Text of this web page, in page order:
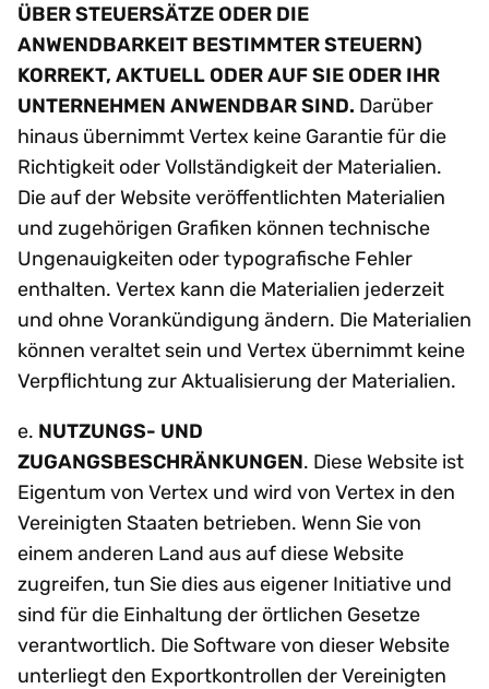
ÜBER STEUERSÄTZE ODER DIE
ANWENDBARKEIT BESTIMMTER STEUERN)
KORREKT, AKTUELL ODER AUF SIE ODER IHR
UNTERNEHMEN ANWENDBAR SIND. Darüber
hinaus übernimmt Vertex keine Garantie für die
Richtigkeit oder Vollständigkeit der Materialien.
Die auf der Website veröffentlichten Materialien
und zugehörigen Grafiken können technische
Ungenauigkeiten oder typografische Fehler
enthalten. Vertex kann die Materialien jederzeit
und ohne Vorankündigung ändern. Die Materialien
können veraltet sein und Vertex übernimmt keine
Verpflichtung zur Aktualisierung der Materialien.
e. NUTZUNGS- UND
ZUGANGSBESCHRÄNKUNGEN. Diese Website ist
Eigentum von Vertex und wird von Vertex in den
Vereinigten Staaten betrieben. Wenn Sie von
einem anderen Land aus auf diese Website
zugreifen, tun Sie dies aus eigener Initiative und
sind für die Einhaltung der örtlichen Gesetze
verantwortlich. Die Software von dieser Website
unterliegt den Exportkontrollen der Vereinigten